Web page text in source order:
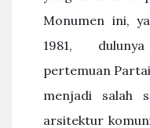
Monumen ini,
1981,
pertemuan
menjadi salah
arsitektur